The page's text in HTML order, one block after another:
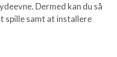
Dermed kan du så
spille samt at installere